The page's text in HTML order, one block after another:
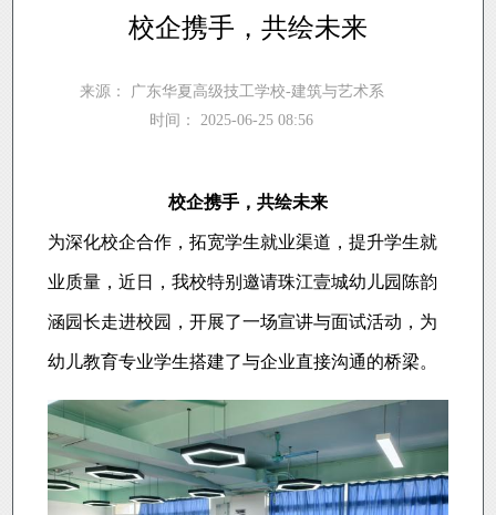
校企携手，共绘未来
来源：
广东华夏高级技工学校-建筑与艺术系
时间： 2025-06-25 08:56
校企携手，共绘未来
为深化校企合作，拓宽学生就业渠道，提升学生就
业质量，近日，我校特别邀请珠江壹城幼儿园陈韵
涵园长走进校园，开展了一场宣讲与面试活动，为
幼儿教育专业学生搭建了与企业直接沟通的桥梁。